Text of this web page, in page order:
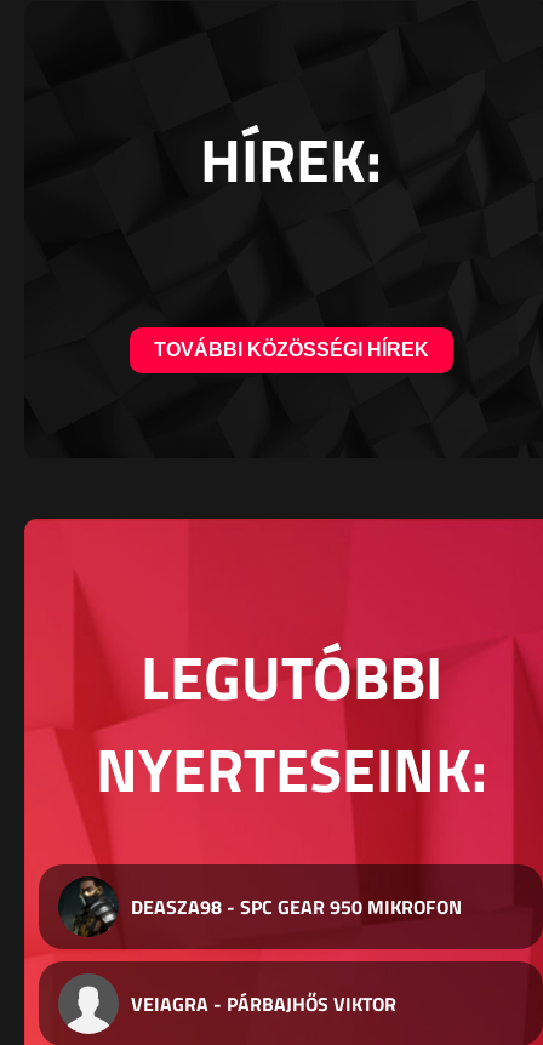
HÍREK:
TOVÁBBI KÖZÖSSÉGI HÍREK
LEGUTÓBBI
NYERTESEINK:
DEASZA98 - SPC GEAR 950 MIKROFON
VEIAGRA - PÁRBAJHŐS VIKTOR